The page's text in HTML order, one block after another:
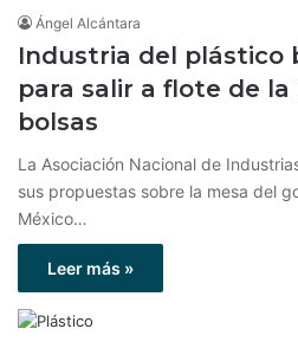
Ángel Alcántara
Industria del plástico
para salir a flote de
bolsas
La Asociación Nacional de
sus propuestas sobre la mesa del
México…
Leer más »